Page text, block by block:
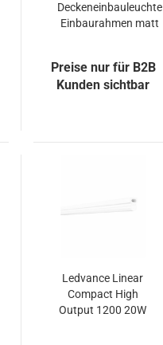
Deckeneinbauleuchte
Einbaurahmen matt
Preise nur für B2B
Kunden sichtbar
Ledvance Linear
Compact High
Output 1200 20W